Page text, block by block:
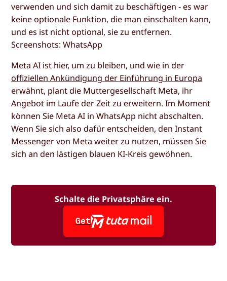
verwenden und sich damit zu beschäftigen - es war
keine optionale Funktion, die man einschalten kann,
und es ist nicht optional, sie zu entfernen.
Screenshots: WhatsApp
Meta AI ist hier, um zu bleiben, und wie in der
offiziellen Ankündigung der Einführung in Europa
erwähnt, plant die Muttergesellschaft Meta, ihr
Angebot im Laufe der Zeit zu erweitern. Im Moment
können Sie Meta AI in WhatsApp nicht abschalten.
Wenn Sie sich also dafür entscheiden, den Instant
Messenger von Meta weiter zu nutzen, müssen Sie
sich an den lästigen blauen KI-Kreis gewöhnen.
Schalte die Privatsphäre ein.
Get